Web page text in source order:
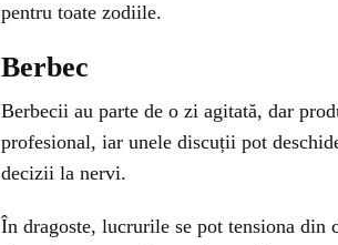
pentru toate zodiile.
Berbec
Berbecii au parte de o zi agitată, dar
profesional, iar unele discuții pot
decizii la nervi.
În dragoste, lucrurile se pot tensiona din